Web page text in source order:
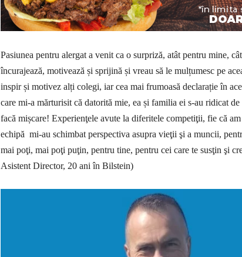
Pasiunea pentru alergat a venit ca o surpriză, atât pentru mine,
încurajează, motivează și sprijină și vreau să le mulțumesc pe
inspir și motivez alți colegi, iar cea mai frumoasă declarație în
care mi-a mărturisit că datorită mie, ea și familia ei s-au ridicat de
facă mișcare! Experienţele avute la diferitele competiţii, fie că
echipă mi-au schimbat perspectiva asupra vieţii şi a muncii,
mai poţi, mai poţi puţin, pentru tine, pentru cei care te susţin şi
Asistent Director, 20 ani în Bilstein)